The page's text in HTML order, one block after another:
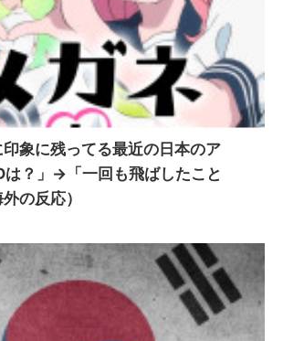
象に残ってる最近の日本のア
は？」→「一回も飛ばしたこと
の反応）